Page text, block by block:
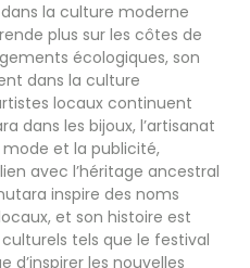
la culture moderne
plus sur les côtes de
écologiques, son
dans la culture
locaux continuent
dans les bijoux, l’artisanat
et la publicité,
avec l’héritage ancestral
inspire des noms
et son histoire est
tels que le festival
d’inspirer les nouvelles